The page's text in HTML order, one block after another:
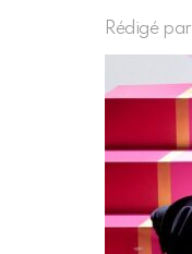
Rédigé par